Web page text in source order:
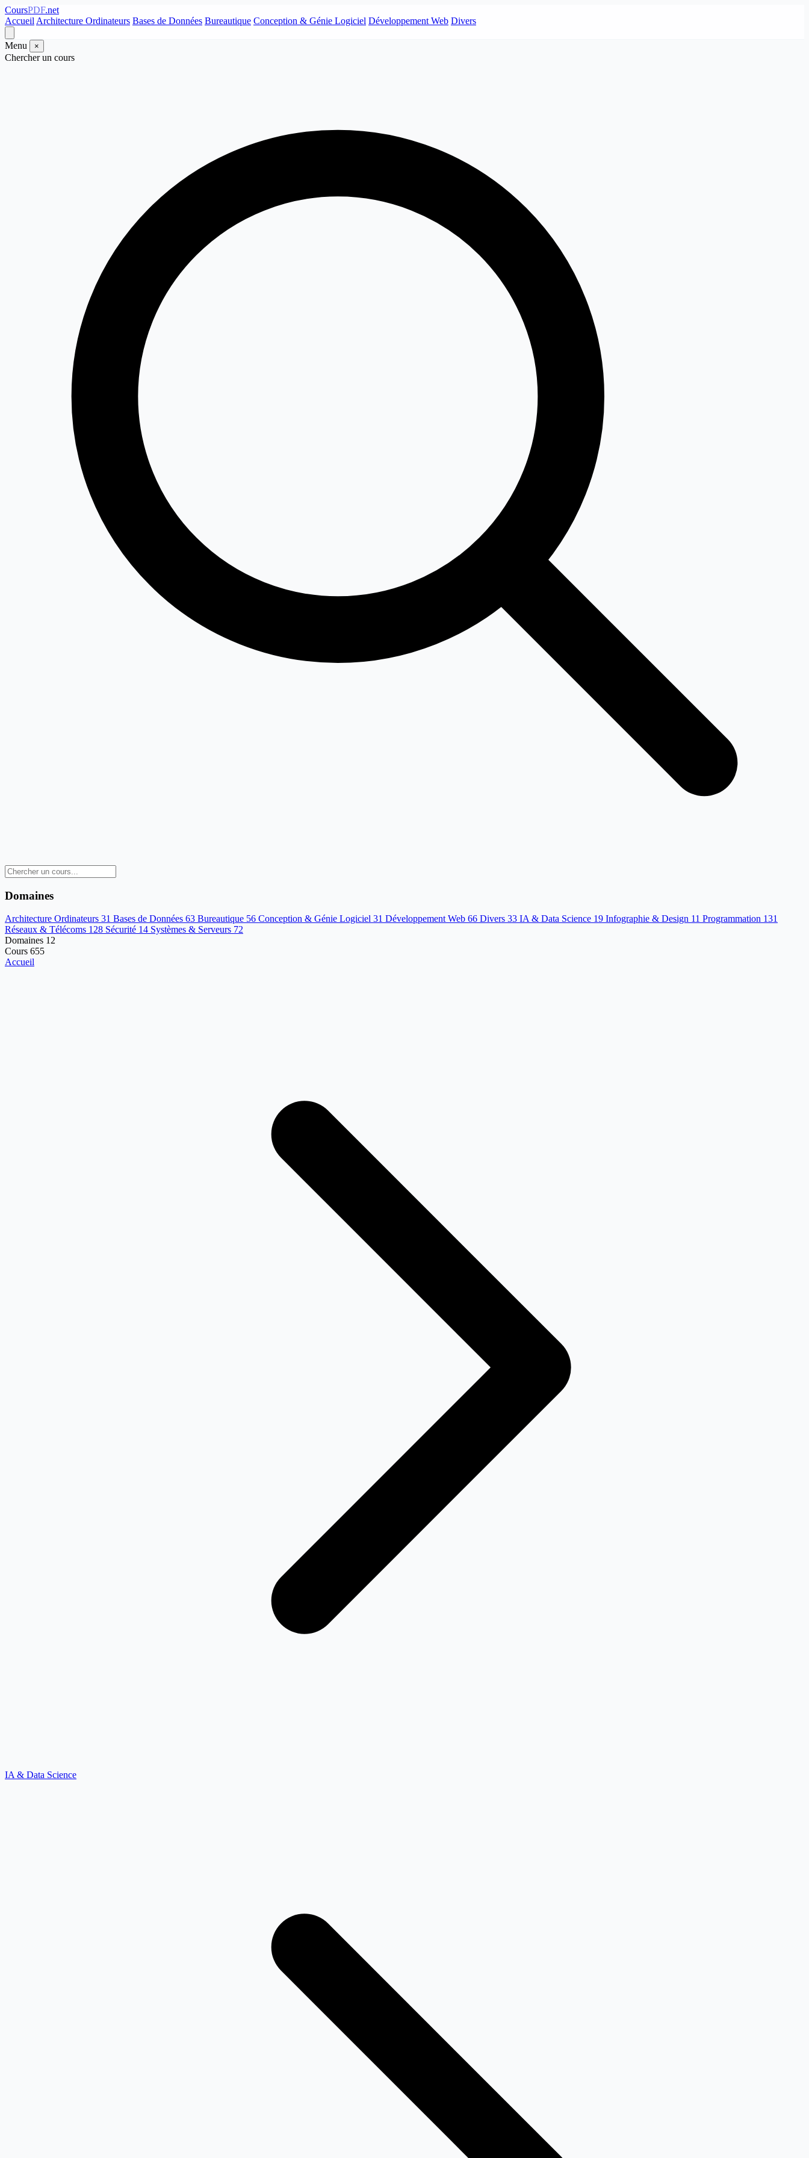
CoursPDF.net
Accueil Architecture Ordinateurs Bases de Données Bureautique Conception & Génie Logiciel Développement Web Divers
Menu ×
Chercher un cours
Domaines
Architecture Ordinateurs 31 Bases de Données 63 Bureautique 56 Conception & Génie Logiciel 31 Développement Web 66 Divers 33 IA & Data Science 19 Infographie & Design 11 Programmation 131
Réseaux & Télécoms 128 Sécurité 14 Systèmes & Serveurs 72
Domaines 12
Cours 655
Accueil
IA & Data Science